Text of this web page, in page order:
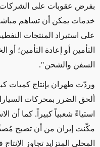
بفرض عقوبات على الشركات
خدمات يمكن أن تساهم
على استيراد المنتجات
التأمين أو إعادة التأمين؛
السفن والشحن".
وردّت طهران بإنتاج كميات
ألحق الضرر بمحركات
استياءً شعبياً كبيراً. كما أن
مكّنت إيران من أن تصبح
المحلي المتزايد تجاوز الإنتاج